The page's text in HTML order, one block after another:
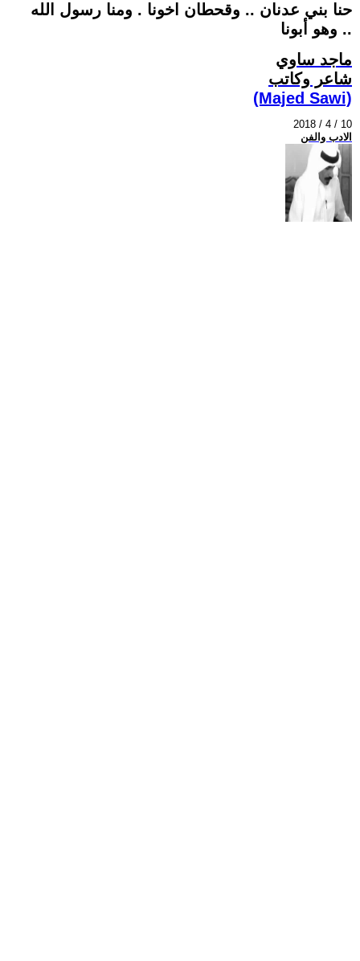
حنا بني عدنان .. وقحطان اخونا . ومنا رسول الله
.. وهو أبونا
ماجد ساوي
شاعر وكاتب
(Majed Sawi)
2018 / 4 / 10
الادب والفن